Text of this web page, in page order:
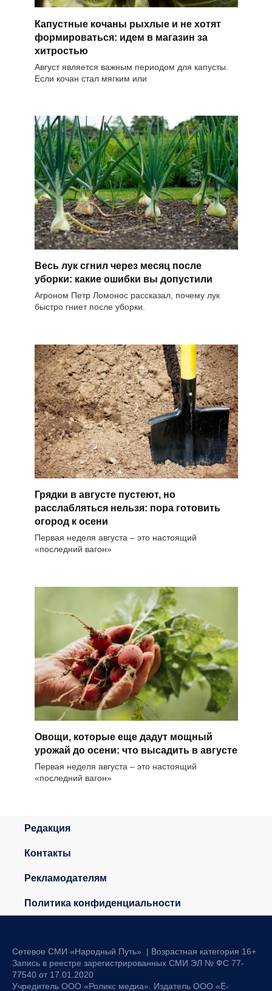
Капустные кочаны рыхлые и не хотят
формироваться: идем в магазин за
хитростью
Август является важным периодом для капусты.
Если кочан стал мягким или
Весь лук сгнил через месяц после
уборки: какие ошибки вы допустили
Агроном Петр Ломонос рассказал, почему лук
быстро гниет после уборки.
Грядки в августе пустеют, но
расслабляться нельзя: пора готовить
огород к осени
Первая неделя августа – это настоящий
«последний вагон»
Овощи, которые еще дадут мощный
урожай до осени: что высадить в августе
Первая неделя августа – это настоящий
«последний вагон»
Редакция
Контакты
Рекламодателям
Политика конфиденциальности
Сетевое СМИ «Народный Путь» | Возрастная категория 16+
Запись в реестре зарегистрированных СМИ ЭЛ № ФС 77-
77540 от 17.01.2020
Учредитель ООО «Роликс медиа». Издатель ООО «Ё-